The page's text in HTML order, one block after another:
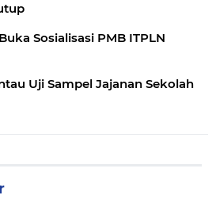
Sosialisasi PMB ITPLN
Uji Sampel Jajanan Sekolah